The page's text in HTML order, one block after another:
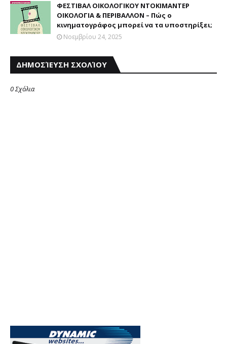
ΦΕΣΤΙΒΑΛ ΟΙΚΟΛΟΓΙΚΟΥ ΝΤΟΚΙΜΑΝΤΕΡ
ΟΙΚΟΛΟΓΙΑ & ΠΕΡΙΒΑΛΛΟΝ – Πώς ο
κινηματογράφος μπορεί να τα υποστηρίξει;
Νοεμβρίου 24, 2025
ΔΗΜΟΣΊΕΥΣΗ ΣΧΟΛΊΟΥ
0 Σχόλια